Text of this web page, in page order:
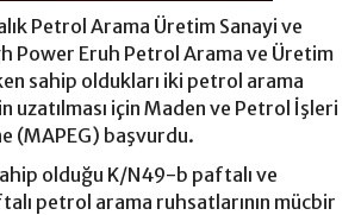
Petrol Arama Üretim Sanayi ve
Power Eruh Petrol Arama ve Üretim
sahip oldukları iki petrol arama
uzatılması için Maden ve Petrol İşleri
(MAPEG) başvurdu.
olduğu K/N49-b paftalı ve
petrol arama ruhsatlarının mücbir